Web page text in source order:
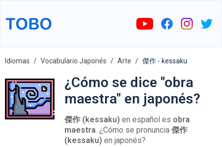
Idiomas Vocabulario Japonés Arte 傑作 - kessaku
¿Cómo se dice "obra
maestra" en japonés?
傑作 (kessaku) en español es obra
maestra. ¿Cómo se pronuncia 傑作
(kessaku) en japonés?